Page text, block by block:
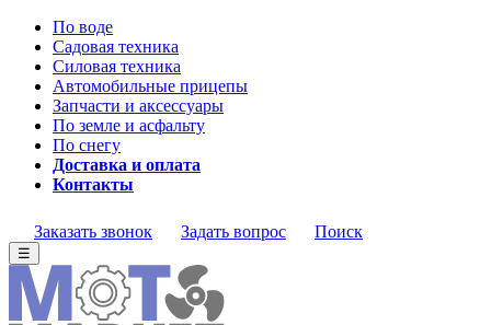
По воде
Садовая техника
Силовая техника
Автомобильные прицепы
Запчасти и аксессуары
По земле и асфальту
По снегу
Доставка и оплата
Контакты
Заказать звонок Задать вопрос Поиск
☰